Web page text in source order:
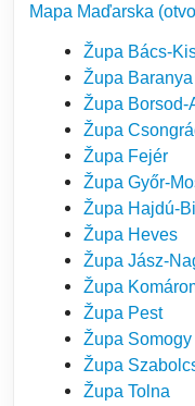
Mapa Maďarska
Župa Bács-
Župa Baranya
Župa Borsod-
Župa
Župa Fejér
Župa Győr-
Župa Hajdú-
Župa Heves
Župa Jász-
Župa
Župa Pest
Župa Somogy
Župa
Župa Tolna